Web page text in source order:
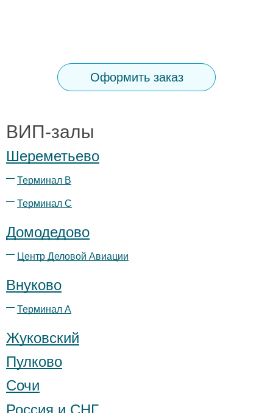
Оформить заказ
ВИП-залы
Шереметьево
Терминал B
Терминал С
Домодедово
Центр Деловой Авиации
Внуково
Терминал А
Жуковский
Пулково
Сочи